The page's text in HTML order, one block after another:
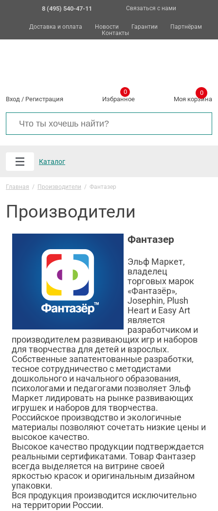
8 (495) 540-47-11 Связаться с нами
Доставка и оплата Новости Гарантии
Партнёрам
Контакты
Вход / Регистрация Избранное
0
Моя корзина
0
Каталог
Главная / Производители / Фантазер
Производители
Фантазер
Эльф Маркет,
владелец
торговых марок
«Фантазёр»,
Josephin, Plush
Heart и Easy Art
является
разработчиком и
производителем развивающих игр и наборов
для творчества для детей и взрослых.
Собственные запатентованные разработки,
тесное сотрудничество с методистами
дошкольного и начального образования,
психологами и педагогами позволяет Эльф
Маркет лидировать на рынке развивающих
игрушек и наборов для творчества.
Российское производство и экологичные
материалы позволяют сочетать низкие цены и
высокое качество.
Высокое качество продукции подтверждается
реальными сертификатами. Товар Фантазер
всегда выделяется на витрине своей
яркостью красок и оригинальным дизайном
упаковки.
Вся продукция производится исключительно
на территории России.